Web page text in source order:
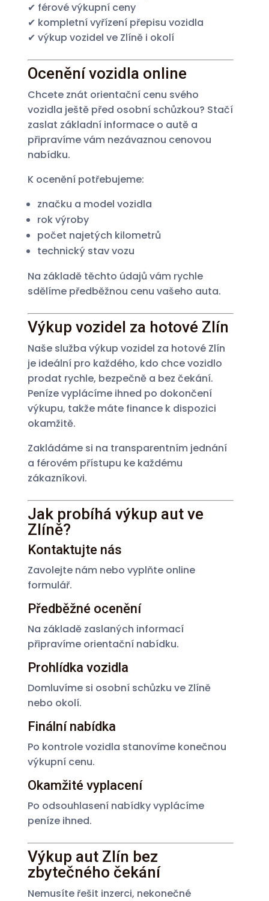
✔ férové výkupní ceny
✔ kompletní vyřízení přepisu vozidla
✔ výkup vozidel ve Zlíně i okolí
Ocenění vozidla online
Chcete znát orientační cenu svého
vozidla ještě před osobní schůzkou? Stačí
zaslat základní informace o autě a
připravíme vám nezávaznou cenovou
nabídku.
K ocenění potřebujeme:
značku a model vozidla
rok výroby
počet najetých kilometrů
technický stav vozu
Na základě těchto údajů vám rychle
sdělíme předběžnou cenu vašeho auta.
Výkup vozidel za hotové Zlín
Naše služba výkup vozidel za hotové Zlín
je ideální pro každého, kdo chce vozidlo
prodat rychle, bezpečně a bez čekání.
Peníze vyplácíme ihned po dokončení
výkupu, takže máte finance k dispozici
okamžitě.
Zakládáme si na transparentním jednání
a férovém přístupu ke každému
zákazníkovi.
Jak probíhá výkup aut ve
Zlíně?
Kontaktujte nás
Zavolejte nám nebo vyplňte online
formulář.
Předběžné ocenění
Na základě zaslaných informací
připravíme orientační nabídku.
Prohlídka vozidla
Domluvíme si osobní schůzku ve Zlíně
nebo okolí.
Finální nabídka
Po kontrole vozidla stanovíme konečnou
výkupní cenu.
Okamžité vyplacení
Po odsouhlasení nabídky vyplácíme
peníze ihned.
Výkup aut Zlín bez
zbytečného čekání
Nemusíte řešit inzerci, nekonečné